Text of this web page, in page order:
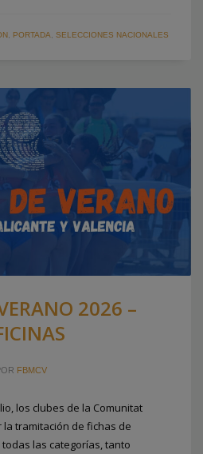
PORTADA SELECCIONES NACIONALES
2026 –
FBMCV
los clubes de la Comunitat
tramitación de fichas de
las categorías, tanto